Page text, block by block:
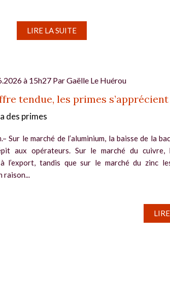
LIRE LA SUITE
à 15h27 ParGaëlle Le Huérou
tendue, les primes s’apprécient
des primes
Sur le marché de l’aluminium, la baisse de la
aux opérateurs. Sur le marché du cuivre,
l’export, tandis que sur le marché du zinc
raison...